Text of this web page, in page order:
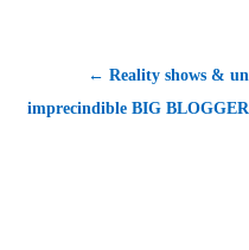
← Reality shows & un
imprecindible BIG BLOGGER